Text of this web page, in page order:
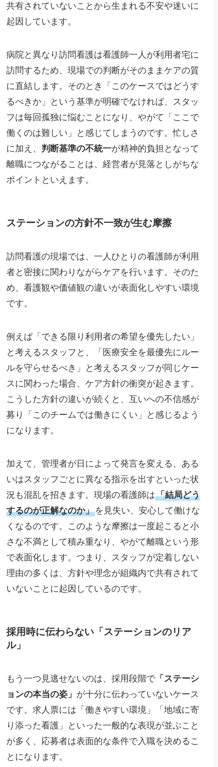
共有されていないことから生まれる不安や迷いに
起因しています。
病院と異なり訪問看護は看護師一人が利用者宅に
訪問するため、現場での判断がそのままケアの質
に直結します。そのとき「このケースではどうす
るべきか」という基準が明確でなければ、スタッ
フは毎回孤独に悩むことになり、やがて「ここで
働くのは難しい」と感じてしまうのです。忙しさ
に加え、 判断基準の不統一が精神的負担となって
離職につながることは、経営者が見落としがちな
ポイントといえます。
ステーションの方針不一致が生む摩擦
訪問看護の現場では、一人ひとりの看護師が利用
者と密接に関わりながらケアを行います。そのた
め、看護観や価値観の違いが表面化しやすい環境
です。
例えば「できる限り利用者の希望を優先したい」
と考えるスタッフと、「医療安全を最優先にルー
ルを守らせるべき」と考えるスタッフが同じケー
スに関わった場合、ケア方針の衝突が起きます。
こうした方針の違いが続くと、互いへの不信感が
募り「このチームでは働きにくい」と感じるよう
になります。
加えて、管理者が日によって発言を変える、ある
いはスタッフごとに異なる指示を出すといった状
況も混乱を招きます。現場の看護師は「結局どう
するのが正解なのか」を見失い、安心して働けな
くなるのです。このような摩擦は一度起こると小
さな不満として積み重なり、やがて離職という形
で表面化します。つまり、スタッフが定着しない
理由の多くは、方針や理念が組織内で共有されて
いないことに起因しているのです。
採用時に伝わらない「ステーションのリア
ル」
もう一つ見逃せないのは、採用段階で「ステーシ
ョンの本当の姿」 が十分に伝わっていないケース
です。求人票には「働きやすい環境」「地域に寄
り添った看護」といった一般的な表現が並ぶこと
が多く、応募者は表面的な条件で入職を決めるこ
とになります。